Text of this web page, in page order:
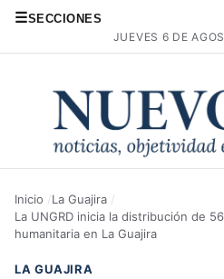
☰SECCIONES
JUEVES 6 DE
Inicio
La Guajira
La UNGRD inicia la distribución de
humanitaria en La Guajira
LA GUAJIRA